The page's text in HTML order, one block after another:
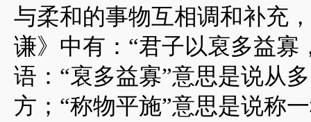
与柔和的事物互相调和补充
谦》中有：“君子以裒多益寡
语：“裒多益寡”意思是说从
方；“称物平施”意思是说称